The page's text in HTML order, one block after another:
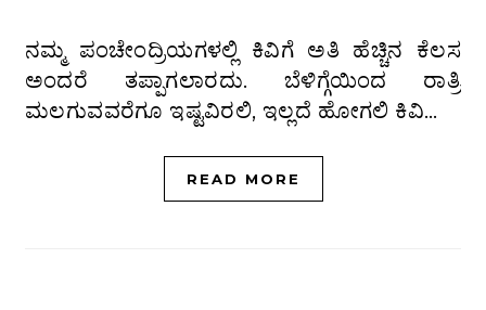
ನಮ್ಮ ಪಂಚೇಂದ್ರಿಯಗಳಲ್ಲಿ ಕಿವಿಗೆ ಅತಿ ಹೆಚ್ಚಿನ ಕೆಲಸ
ಅಂದರೆ ತಪ್ಪಾಗಲಾರದು. ಬೆಳಿಗ್ಗೆಯಿಂದ ರಾತ್ರಿ
ಮಲಗುವವರೆಗೂ ಇಷ್ಟವಿರಲಿ, ಇಲ್ಲದೆ ಹೋಗಲಿ ಕಿವಿ…
READ MORE